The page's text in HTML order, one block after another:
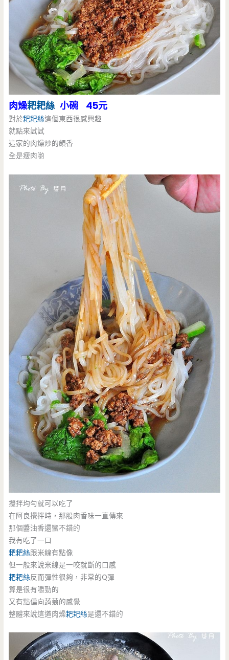
肉燥耙耙絲 小碗 45元
對於耙耙絲這個東西很感興趣
就點來試試
這家的肉燥炒的頗香
全是瘦肉喲
攪拌均勻就可以吃了
在阿良攪拌時，那股肉香味一直傳來
那個醬油香還蠻不錯的
我有吃了一口
耙耙絲跟米線有點像
但一般來說米線是一咬就斷的口感
耙耙絲反而彈性很夠，非常的Q彈
算是很有嚼勁的
又有點偏向蒟蒻的感覺
整體來說這道肉燥耙耙絲是還不錯的